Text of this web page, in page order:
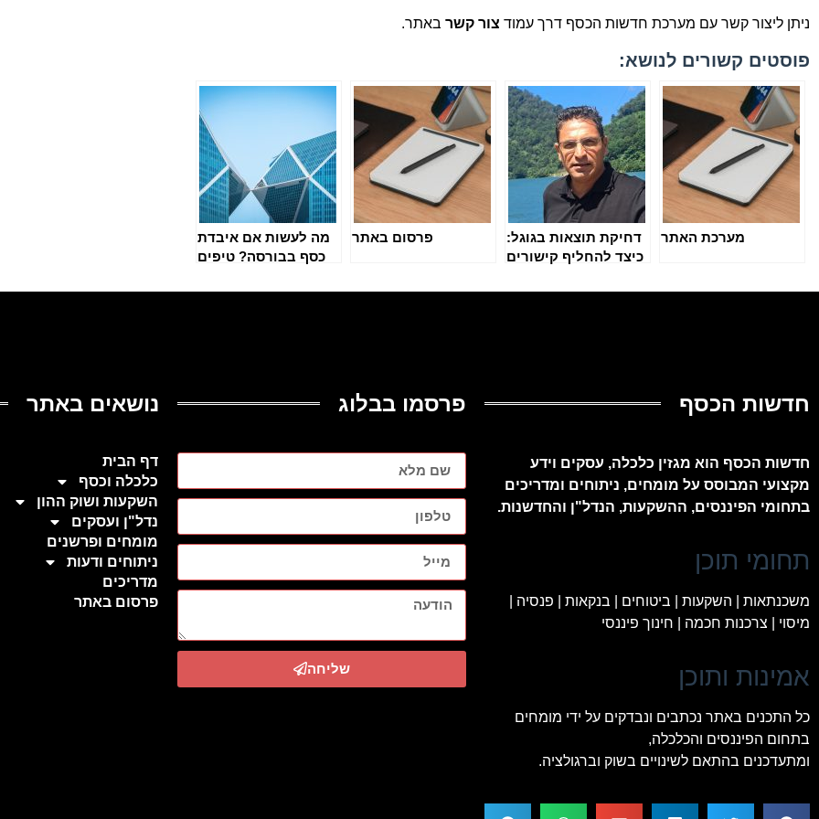
ניתן ליצור קשר עם מערכת חדשות הכסף דרך עמוד צור קשר באתר.
פוסטים קשורים לנושא:
מערכת האתר
דחיקת תוצאות בגוגל:
כיצד להחליף קישורים
פרסום באתר
מה לעשות אם איבדת
כסף בבורסה? טיפים
חכם
חדשות הכסף
חדשות הכסף הוא מגזין כלכלה, עסקים וידע
מקצועי המבוסס על מומחים, ניתוחים ומדריכים
בתחומי הפיננסים, ההשקעות, הנדל"ן והחדשנות.
תחומי תוכן
משכנתאות | השקעות | ביטוחים | בנקאות | פנסיה |
מיסוי | צרכנות חכמה | חינוך פיננסי
אמינות ותוכן
כל התכנים באתר נכתבים ונבדקים על ידי מומחים
בתחום הפיננסים והכלכלה,
ומתעדכנים בהתאם לשינויים בשוק וברגולציה.
פרסמו בבלוג
שליחה
נושאים באתר
דף הבית
כלכלה וכסף
השקעות ושוק ההון
נדל"ן ועסקים
מומחים ופרשנים
ניתוחים ודעות
מדריכים
פרסום באתר